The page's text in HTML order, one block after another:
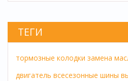
ТЕГИ
тормозные колодки замена
двигатель всесезонные шины